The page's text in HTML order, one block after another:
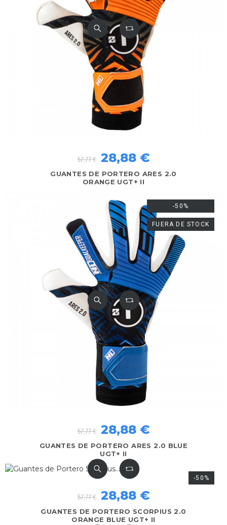
GUANTES DE PORTERO ARES 2.0
ORANGE UGT+ II
57,77 € 28,88 €
GUANTES DE PORTERO ARES 2.0 BLUE
UGT+ II
57,77 € 28,88 €
-50%
FUERA DE STOCK
GUANTES DE PORTERO SCORPIUS 2.0
ORANGE BLUE UGT+ II
57,77 € 28,88 €
-50%